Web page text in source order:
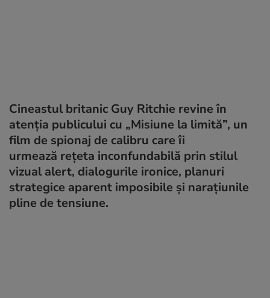
Cineastul britanic Guy Ritchie revine în
atenția publicului cu „Misiune la limită”, un
film de spionaj de calibru care îi
urmează rețeta inconfundabilă prin stilul
vizual alert, dialogurile ironice, planuri
strategice aparent imposibile și narațiunile
pline de tensiune.